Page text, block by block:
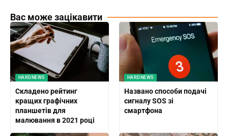
Вас може зацікавити
HARDNEWS
Складено рейтинг
кращих графічних
планшетів для
малювання в 2021 році
HARDNEWS
Названо способи подачі
сигналу SOS зі
смартфона